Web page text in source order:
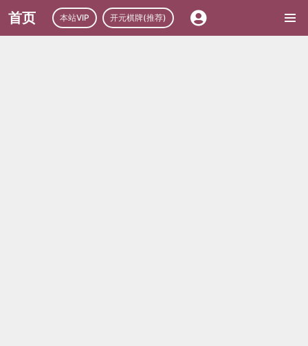
首页 本站VIP 开元棋牌(推荐)